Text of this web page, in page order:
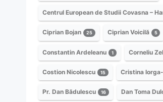
Centrul European de Studii Covasna –
Ciprian Bojan 25 Ciprian Voicilă 5
Constantin Ardeleanu 1 Corneliu
Costion Nicolescu 15 Cristina
Pr. Dan Bădulescu 16 Dan Toma